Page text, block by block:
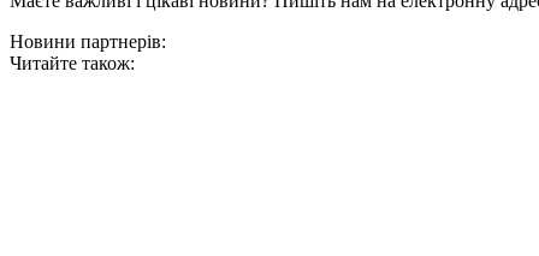
Новини партнерів:
Читайте також: